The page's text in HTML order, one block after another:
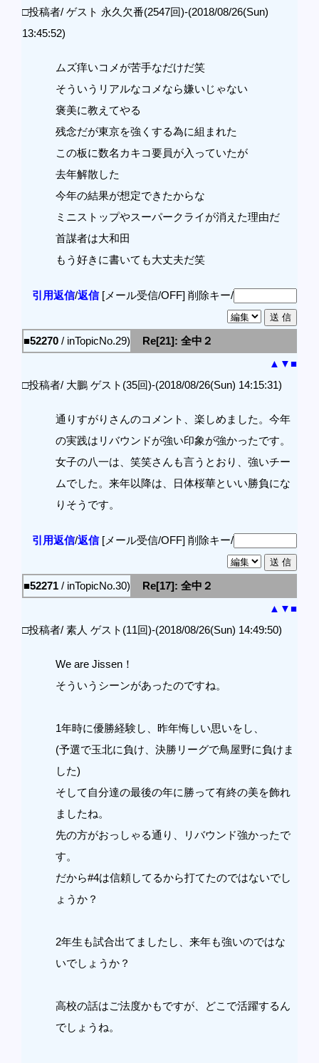
□投稿者/ ゲスト 永久欠番(2547回)-(2018/08/26(Sun)
13:45:52)
ムズ痒いコメが苦手なだけだ笑
そういうリアルなコメなら嫌いじゃない
褒美に教えてやる
残念だが東京を強くする為に組まれた
この板に数名カキコ要員が入っていたが
去年解散した
今年の結果が想定できたからな
ミニストップやスーパークライが消えた理由だ
首謀者は大和田
もう好きに書いても大丈夫だ笑
引用返信/返信[メール受信/OFF] 削除キー/
■52270 / inTopicNo.29)
Re[21]: 全中２
▲ ▼■
□投稿者/ 大鵬 ゲスト(35回)-(2018/08/26(Sun) 14:15:31)
通りすがりさんのコメント、楽しめました。今年
の実践はリバウンドが強い印象が強かったです。
女子の八一は、笑笑さんも言うとおり、強いチー
ムでした。来年以降は、日体桜華といい勝負にな
りそうです。
引用返信/返信[メール受信/OFF] 削除キー/
■52271 / inTopicNo.30)
Re[17]: 全中２
▲ ▼■
□投稿者/ 素人 ゲスト(11回)-(2018/08/26(Sun) 14:49:50)
We are Jissen！
そういうシーンがあったのですね。
1年時に優勝経験し、昨年悔しい思いをし、
(予選で玉北に負け、決勝リーグで鳥屋野に負けま
した)
そして自分達の最後の年に勝って有終の美を飾れ
ましたね。
先の方がおっしゃる通り、リバウンド強かったで
す。
だから#4は信頼してるから打てたのではないでし
ょうか？
2年生も試合出てましたし、来年も強いのではな
いでしょうか？
高校の話はご法度かもですが、どこで活躍するん
でしょうね。